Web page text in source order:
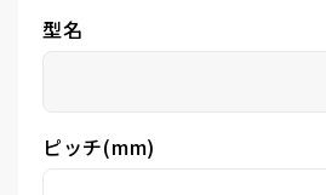
型名
ピッチ(mm)